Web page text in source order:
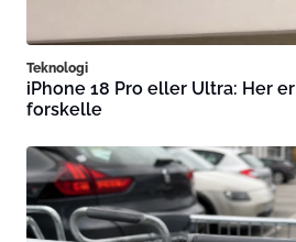
Teknologi
iPhone 18 Pro eller Ultra: Her
forskelle